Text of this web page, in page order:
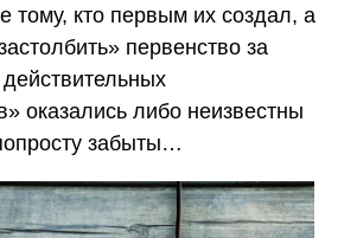
тому, кто первым их создал, а
первенство за
оказались либо неизвестны
забыты…